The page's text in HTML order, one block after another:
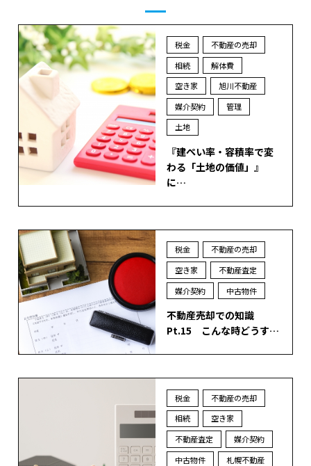
税金
不動産の売却
相続
解体費
空き家
旭川不動産
媒介契約
管理
土地
『建ぺい率・容積率で変
わる「土地の価値」』
に…
税金
不動産の売却
空き家
不動産査定
媒介契約
中古物件
不動産売却での知識
Pt.15 こんな時どうす…
税金
不動産の売却
相続
空き家
不動産査定
媒介契約
中古物件
札幌不動産